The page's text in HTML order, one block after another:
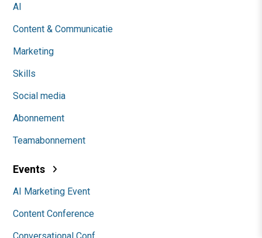
AI
Content & Communicatie
Marketing
Skills
Social media
Abonnement
Teamabonnement
Events
AI Marketing Event
Content Conference